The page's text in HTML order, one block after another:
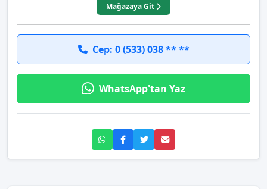
Mağazaya Git
Cep: 0 (533) 038 ** **
WhatsApp'tan Yaz